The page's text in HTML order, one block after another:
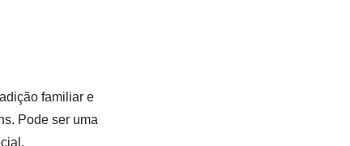
familiar e
Pode ser uma